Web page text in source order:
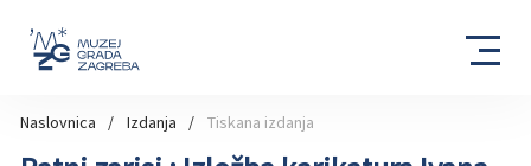
Naslovnica Izdanja Tiskana izdanja